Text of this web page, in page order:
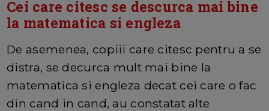
Cei care citesc se descurca mai bine
la matematica si engleza
De asemenea, copiii care citesc pentru a se
distra, se decurca mult mai bine la
matematica si engleza decat cei care o fac
din cand in cand, au constatat alte